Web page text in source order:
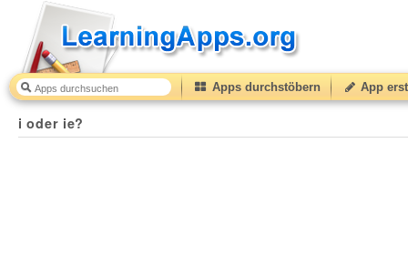
Apps durchstöbern App
i oder ie?